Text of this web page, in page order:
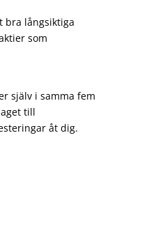
bra långsiktiga
som
själv i samma fem
till
åt dig.